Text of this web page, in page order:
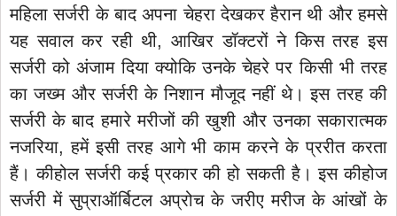
महिला सर्जरी के बाद अपना चेहरा देखकर हैरान थी और हमसे
यह सवाल कर रही थी, आखिर डॉक्टरों ने किस तरह इस
सर्जरी को अंजाम दिया क्योकि उनके चेहरे पर किसी भी तरह
का जख्म और सर्जरी के निशान मौजूद नहीं थे। इस तरह की
सर्जरी के बाद हमारे मरीजों की खुशी और उनका सकारात्मक
नजरिया, हमें इसी तरह आगे भी काम करने के प्ररीत करता
हैं। कीहोल सर्जरी कई प्रकार की हो सकती है। इस कीहोज
सर्जरी में सुप्राऑर्बिटल अप्रोच के जरीए मरीज के आंखों के